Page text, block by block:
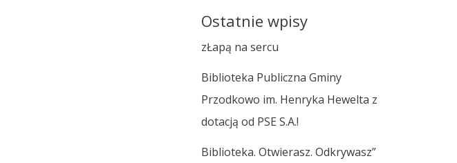
Ostatnie wpisy
zŁapą na sercu
Biblioteka Publiczna Gminy
Przodkowo im. Henryka Hewelta z
dotacją od PSE S.A.!
Biblioteka. Otwierasz. Odkrywasz”